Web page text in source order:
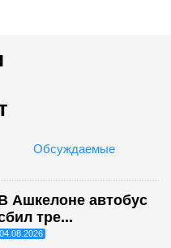
Обсуждаемые
Ашкелоне автобус
тре...
04.08.2026